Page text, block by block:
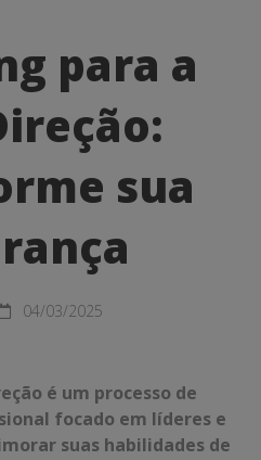
para a
sua
04/03/2025
é um processo de
focado em líderes e
suas habilidades de